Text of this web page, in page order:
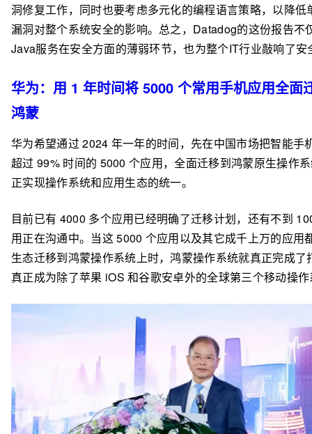
洞修复工作，同时也要考虑多元化的编程语言策略，以降低
漏洞对整个系统安全的影响。总之，Datadog的这份报告不
Java服务在安全方面的薄弱环节，也为整个IT行业敲响了安
华为：用 1 年时间将 5000 个常用手机应用全面
鸿蒙
华为希望通过 2024 年一年的时间，先在中国市场把智能手
超过 99% 时间的 5000 个应用，全面迁移到鸿蒙原生操作
正实现操作系统和应用生态的统一。
目前已有 4000 多个应用已经明确了迁移计划，还有不到
用正在沟通中。当这 5000 个应用以及其它成千上万的应用
生态迁移到鸿蒙操作系统上时，鸿蒙操作系统就真正完成了
真正成为除了苹果 iOS 和谷歌安卓外的全球第三个移动操